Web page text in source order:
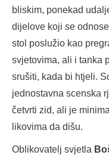
bliskim, ponekad
dijelove koji se
stol poslužio kao
svjetovima, ali i tanka
srušiti, kada bi htjeli.
jednostavna scenska
četvrti zid, ali je
likovima da dišu.
Oblikovatelj svjetla